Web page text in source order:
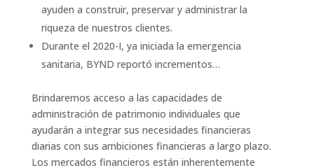
ayuden a construir, preservar y administrar la
riqueza de nuestros clientes.
Durante el 2020-I, ya iniciada la emergencia
sanitaria, BYND reportó incrementos…
Brindaremos acceso a las capacidades de
administración de patrimonio individuales que
ayudarán a integrar sus necesidades financieras
diarias con sus ambiciones financieras a largo plazo.
Los mercados financieros están inherentemente